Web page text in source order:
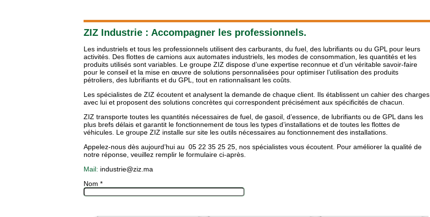
ZIZ Industrie : Accompagner les professionnels.
Les industriels et tous les professionnels utilisent des carburants, du fuel, des lubrifiants ou du GPL pour leurs
activités. Des flottes de camions aux automates industriels, les modes de consommation, les quantités et les
produits utilisés sont variables. Le groupe ZIZ dispose d’une expertise reconnue et d’un véritable savoir-faire
pour le conseil et la mise en œuvre de solutions personnalisées pour optimiser l’utilisation des produits
pétroliers, des lubrifiants et du GPL, tout en rationnalisant les coûts.
Les spécialistes de ZIZ écoutent et analysent la demande de chaque client. Ils établissent un cahier des charges
avec lui et proposent des solutions concrètes qui correspondent précisément aux spécificités de chacun.
ZIZ transporte toutes les quantités nécessaires de fuel, de gasoil, d’essence, de lubrifiants ou de GPL dans les
plus brefs délais et garantit le fonctionnement de tous les types d’installations et de toutes les flottes de
véhicules. Le groupe ZIZ installe sur site les outils nécessaires au fonctionnement des installations.
Appelez-nous dès aujourd’hui au 05 22 35 25 25, nos spécialistes vous écoutent. Pour améliorer la qualité de
notre réponse, veuillez remplir le formulaire ci-après.
Mail: industrie@ziz.ma
Nom *